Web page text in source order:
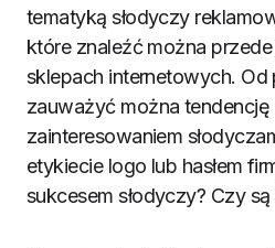
tematyką słodyczy
które znaleźć można
sklepach internetowych. Od
zauważyć można
zainteresowaniem
etykiecie logo lub hasłem
sukcesem słodyczy? Czy